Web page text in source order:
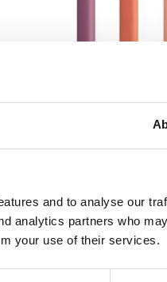
and to analyse our
analytics partners who
your use of their services.